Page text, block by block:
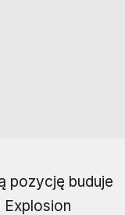
pozycję buduje
Explosion